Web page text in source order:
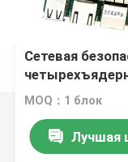
Сетевая
Mini Itx pfsense
MOQ：1 блок
Лучшая